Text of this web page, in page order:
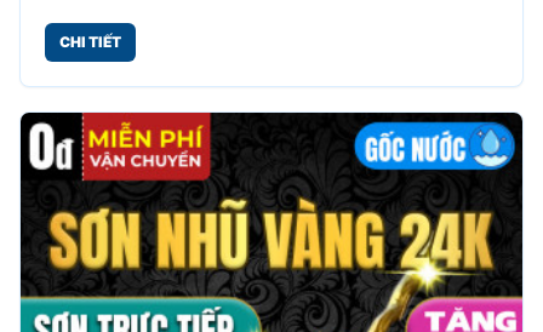
giúp quá trình thi công trở nên đơn giản và an toàn hơn.
CHI TIẾT